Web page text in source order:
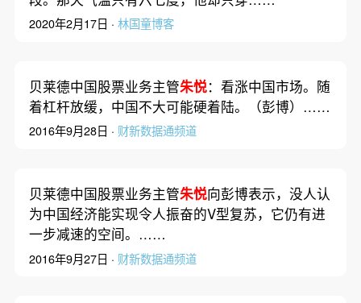
2020年2月17日 · 林国童博客
贝莱德中国股票业务主管朱悦：看涨中国市场。随
着杠杆放缓，中国不大可能硬着陆。（彭博）……
2016年9月28日 · 财新数据通频道
贝莱德中国股票业务主管朱悦向彭博表示，没人认
为中国经济能实现令人振奋的V型复苏，它仍有进
一步减速的空间。……
2016年9月27日 · 财新数据通频道